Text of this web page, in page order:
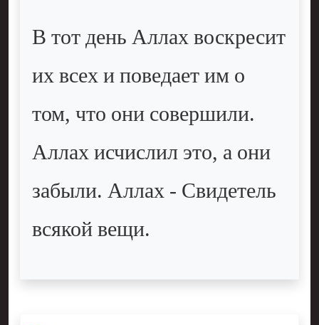
В тот день Аллах воскресит
их всех и поведает им о
том, что они совершили.
Аллах исчислил это, а они
забыли. Аллах - Свидетель
всякой вещи.